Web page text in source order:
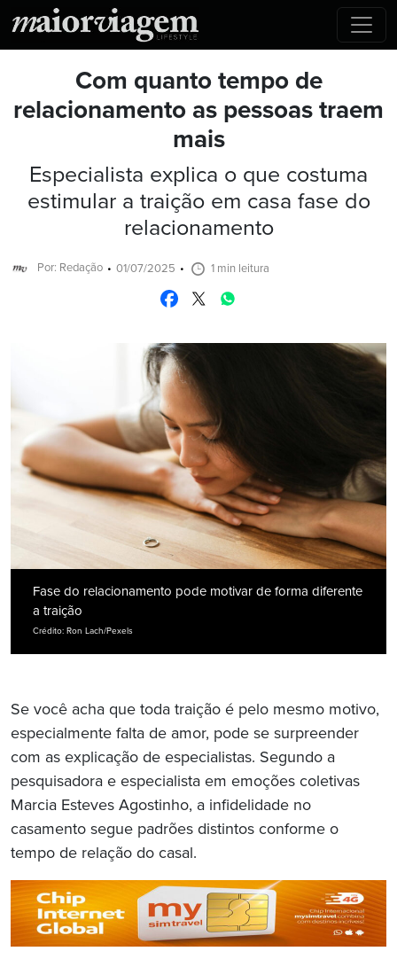
Com quanto tempo de
relacionamento as pessoas traem
mais
Especialista explica o que costuma
estimular a traição em casa fase do
relacionamento
Por: Redação 01/07/2025 1 min leitura
Fase do relacionamento pode motivar de forma diferente
a traição
Crédito: Ron Lach/Pexels
Se você acha que toda traição é pelo mesmo motivo,
especialmente falta de amor, pode se surpreender
com as explicação de especialistas. Segundo a
pesquisadora e especialista em emoções coletivas
Marcia Esteves Agostinho, a infidelidade no
casamento segue padrões distintos conforme o
tempo de relação do casal.